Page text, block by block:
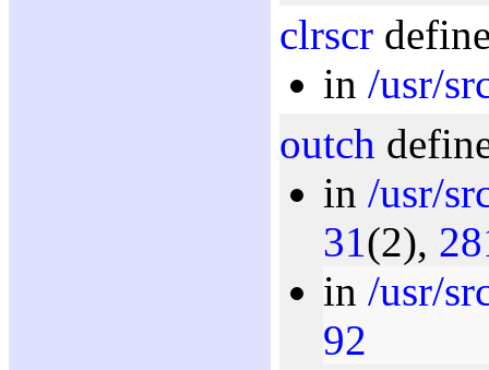
clrscr
in /usr/
outch
in /usr/
31(2),
in /usr/
92